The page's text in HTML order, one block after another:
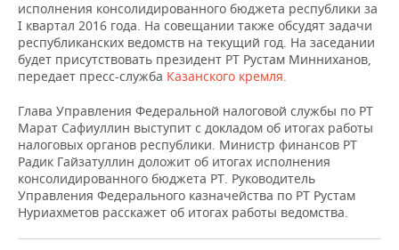
ДЕКЛАРАЦИИ О ДОХОДАХ
КОРОЛИ ГОСЗАКАЗА ПФО
КОМУ ПРИНАДЛЕЖАТ
ТОРГОВЫЕ ЦЕНТРЫ
ТАТАРСТАНА
НОВОСТИ ЭКОНОМИКИ
ФИНАНСЫ
БЮДЖЕТ
ИНВЕСТИЦИИ
ПРОМЫШЛЕННОСТЬ
НОВОСТИ
ПРОМЫШЛЕННОСТИ
АГРОПРОМ
МАШИНОСТРОЕНИЕ
НЕФТЕХИМИЯ
НЕДВИЖИМОСТЬ
НОВОСТИ АВТО
БИЗНЕС
НОВОСТИ БИЗНЕСА
РОЗНИЧНАЯ ТОРГОВЛЯ
ТЕХНОЛОГИИ
НОВОСТИ ТЕХНОЛОГИЙ
МЕРОПРИЯТИЯ
исполнения консолидированного бюджета республики за
I квартал 2016 года. На совещании также обсудят задачи
республиканских ведомств на текущий год. На заседании
будет присутствовать президент РТ Рустам Минниханов,
передает пресс-служба Казанского кремля.
Глава Управления Федеральной налоговой службы по РТ
Марат Сафиуллин выступит с докладом об итогах работы
налоговых органов республики. Министр финансов РТ
Радик Гайзатуллин доложит об итогах исполнения
консолидированного бюджета РТ. Руководитель
Управления Федерального казначейства по РТ Рустам
Нуриахметов расскажет об итогах работы ведомства.